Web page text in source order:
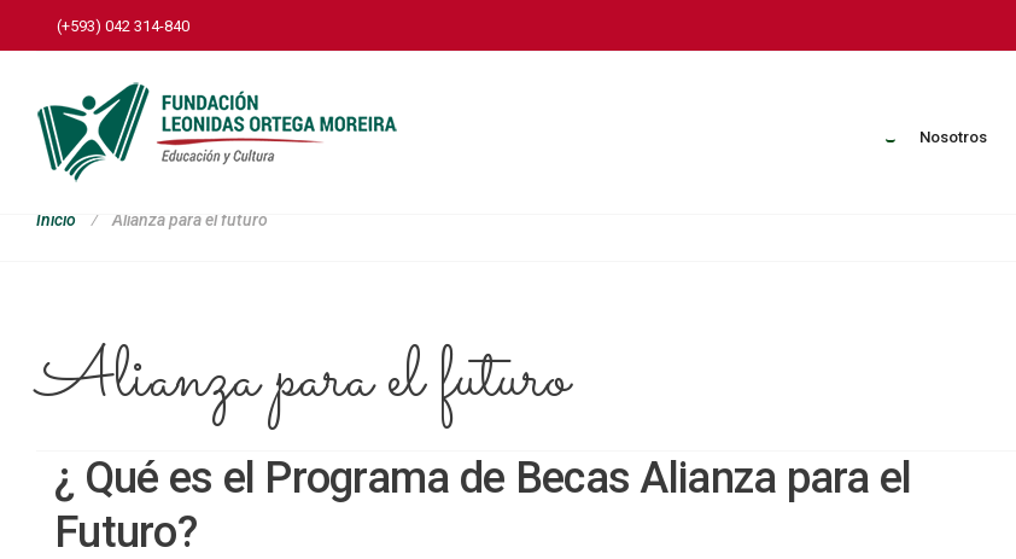
(+593) 042 314-840
Nosotros
Inicio Alianza para el futuro
Alianza para el futuro
¿ Qué es el Programa de Becas Alianza para el
Futuro?